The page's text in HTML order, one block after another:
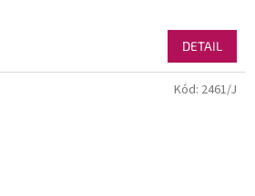
DETAIL
Kód: 2461/J